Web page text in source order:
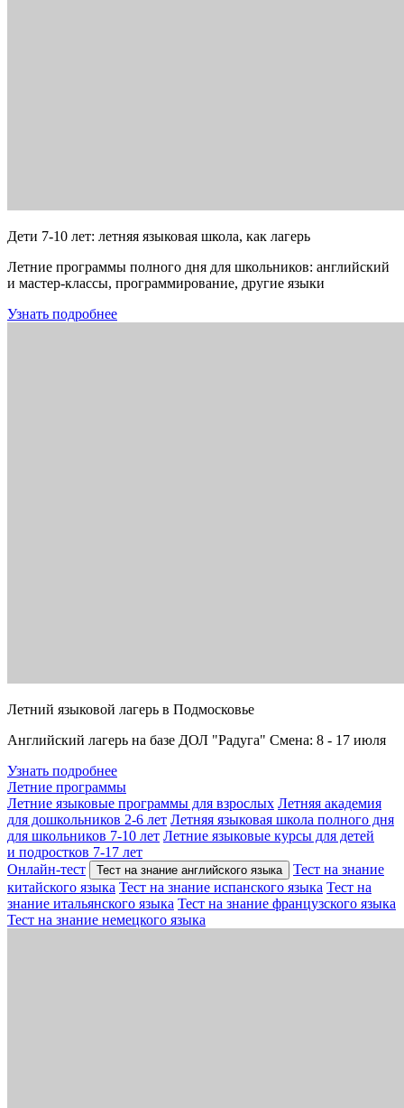
Дети 7-10 лет: летняя языковая школа, как лагерь
Летние программы полного дня для школьников: английский
и мастер-классы, программирование, другие языки
Узнать подробнее
Летний языковой лагерь в Подмосковье
Английский лагерь на базе ДОЛ "Радуга" Смена: 8 - 17 июля
Узнать подробнее
Летние программы
Летние языковые программы для взрослых Летняя академия
для дошкольников 2-6 лет Летняя языковая школа полного дня
для школьников 7-10 лет Летние языковые курсы для детей
и подростков 7-17 лет
Онлайн-тест
Тест на знание английского языка
Тест на знание
китайского языка Тест на знание испанского языка Тест на
знание итальянского языка Тест на знание французского языка
Тест на знание немецкого языка